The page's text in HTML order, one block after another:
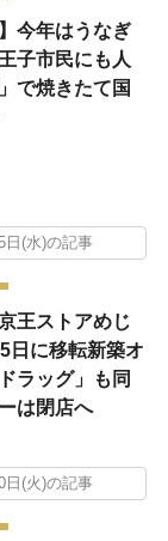
今年はうなぎ
子市民にも人
で焼きたて国
日(水)の記事
王ストアめじ
日に移転新築オ
ラッグ」も同
は閉店へ
日(火)の記事